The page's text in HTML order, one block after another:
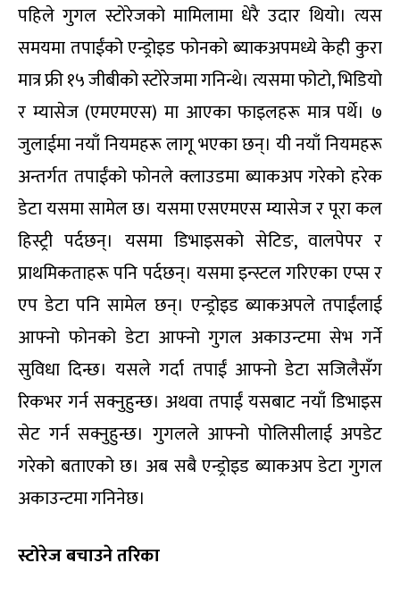
पहिले गुगल स्टोरेजको मामिलामा धेरै उदार थियो। त्यस
समयमा तपाईंको एन्ड्रोइड फोनको ब्याकअपमध्ये केही कुरा
मात्र फ्री १५ जीबीको स्टोरेजमा गनिन्थे। त्यसमा फोटो, भिडियो
र म्यासेज (एमएमएस) मा आएका फाइलहरू मात्र पर्थे। ७
जुलाईमा नयाँ नियमहरू लागू भएका छन्। यी नयाँ नियमहरू
अन्तर्गत तपाईंको फोनले क्लाउडमा ब्याकअप गरेको हरेक
डेटा यसमा सामेल छ। यसमा एसएमएस म्यासेज र पूरा कल
हिस्ट्री पर्दछन्। यसमा डिभाइसको सेटिङ, वालपेपर र
प्राथमिकताहरू पनि पर्दछन्। यसमा इन्स्टल गरिएका एप्स र
एप डेटा पनि सामेल छन्। एन्ड्रोइड ब्याकअपले तपाईंलाई
आफ्नो फोनको डेटा आफ्नो गुगल अकाउन्टमा सेभ गर्ने
सुविधा दिन्छ। यसले गर्दा तपाईं आफ्नो डेटा सजिलैसँग
रिकभर गर्न सक्नुहुन्छ। अथवा तपाईं यसबाट नयाँ डिभाइस
सेट गर्न सक्नुहुन्छ। गुगलले आफ्नो पोलिसीलाई अपडेट
गरेको बताएको छ। अब सबै एन्ड्रोइड ब्याकअप डेटा गुगल
अकाउन्टमा गनिनेछ।
स्टोरेज बचाउने तरिका